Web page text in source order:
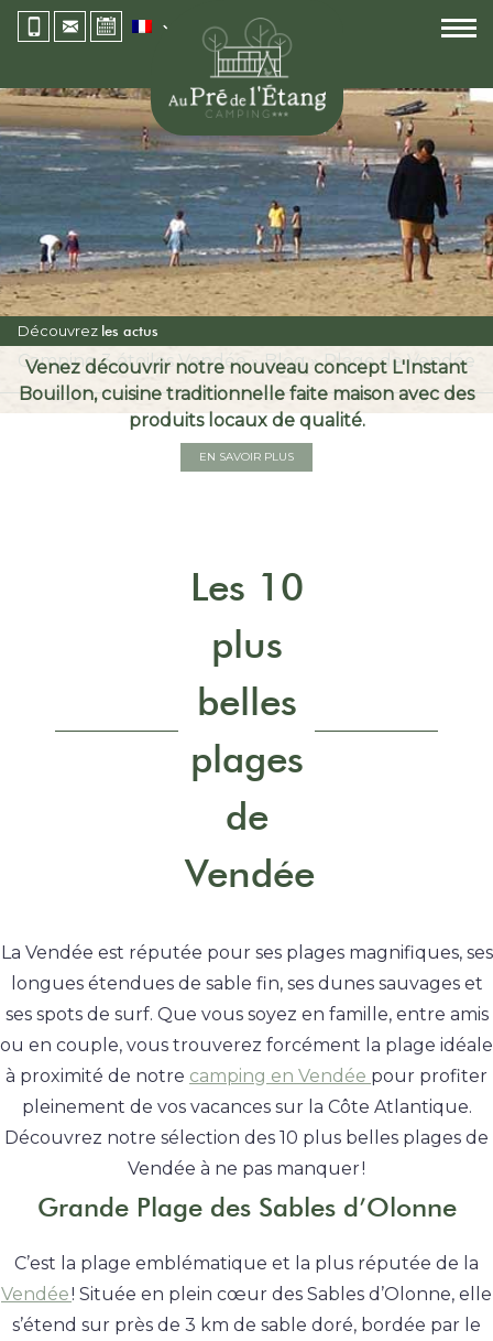
Découvrez les actus
Venez découvrir notre nouveau concept L'Instant
Bouillon, cuisine traditionnelle faite maison avec des
produits locaux de qualité.
EN SAVOIR PLUS
Camping 3 étoiles Vendée»Blog»Plage de Vendée
Les 10
plus
belles
plages
de
Vendée
La Vendée est réputée pour ses plages magnifiques, ses
longues étendues de sable fin, ses dunes sauvages et
ses spots de surf. Que vous soyez en famille, entre amis
ou en couple, vous trouverez forcément la plage idéale
à proximité de notre camping en Vendée pour profiter
pleinement de vos vacances sur la Côte Atlantique.
Découvrez notre sélection des 10 plus belles plages de
Vendée à ne pas manquer !
Grande Plage des Sables d’Olonne
C’est la plage emblématique et la plus réputée de la
Vendée! Située en plein cœur des Sables d’Olonne, elle
s’étend sur près de 3 km de sable doré, bordée par le